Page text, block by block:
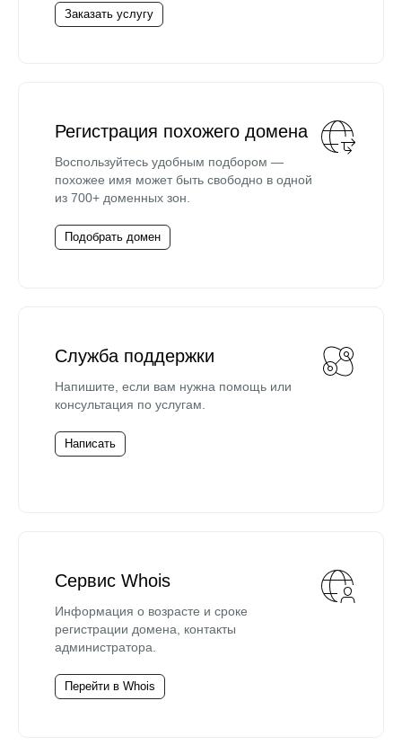
Заказать услугу
Регистрация похожего домена
Воспользуйтесь удобным подбором —
похожее имя может быть свободно в одной
из 700+ доменных зон.
Подобрать домен
Служба поддержки
Напишите, если вам нужна помощь или
консультация по услугам.
Написать
Сервис Whois
Информация о возрасте и сроке
регистрации домена, контакты
администратора.
Перейти в Whois